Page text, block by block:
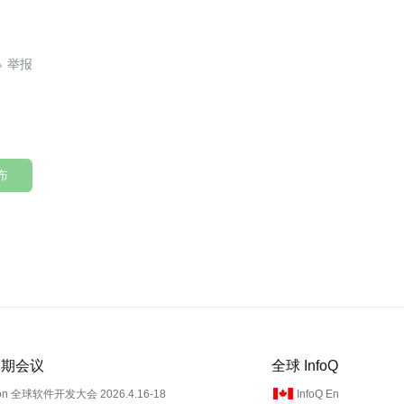
会议
全球软件开发大会 2026.4.16-18
全球 InfoQ
InfoQ En